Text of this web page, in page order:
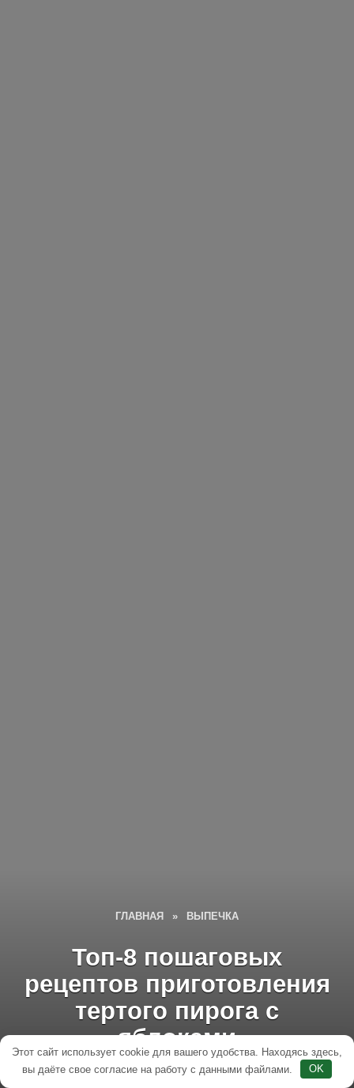
ГЛАВНАЯ » ВЫПЕЧКА
Топ-8 пошаговых
рецептов приготовления
тертого пирога с
яблоками
Этот сайт использует cookie для вашего удобства. Находясь здесь,
вы даёте свое согласие на работу с данными файлами.
OK